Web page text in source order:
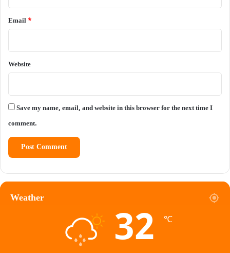
Email *
Website
Save my name, email, and website in this browser for the next time I
comment.
Weather
32 ℃